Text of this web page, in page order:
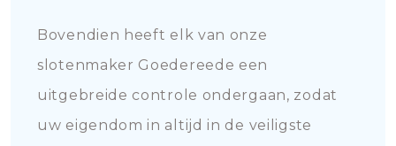
Bovendien heeft elk van onze
slotenmaker Goedereede een
uitgebreide controle ondergaan, zodat
uw eigendom in altijd in de veiligste